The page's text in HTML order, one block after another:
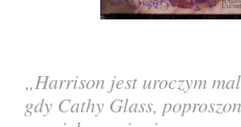
„Harrison jest uroczym
gdy Cathy Glass,